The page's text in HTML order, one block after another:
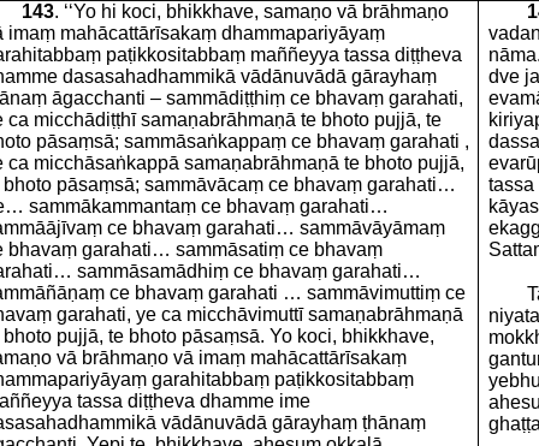
143. ‘‘Yo hi koci, bhikkhave, samaṇo vā brāhmaṇo
imaṃ mahācattārīsakaṃ dhammapariyāyaṃ
paṭikkositabbaṃ maññeyya tassa diṭṭheva
dasasahadhammikā vādānuvādā gārayhaṃ
āgacchanti – sammādiṭṭhiṃ ce bhavaṃ garahati,
ca micchādiṭṭhī samaṇabrāhmaṇā te bhoto pujjā, te
pāsaṃsā; sammāsaṅkappaṃ ce bhavaṃ garahati ,
ca micchāsaṅkappā samaṇabrāhmaṇā te bhoto pujjā,
bhoto pāsaṃsā; sammāvācaṃ ce bhavaṃ garahati…
sammākammantaṃ ce bhavaṃ garahati…
ce bhavaṃ garahati… sammāvāyāmaṃ
bhavaṃ garahati… sammāsatiṃ ce bhavaṃ
sammāsamādhiṃ ce bhavaṃ garahati…
ce bhavaṃ garahati … sammāvimuttiṃ ce
garahati, ye ca micchāvimuttī samaṇabrāhmaṇā
bhoto pujjā, te bhoto pāsaṃsā. Yo koci, bhikkhave,
vā brāhmaṇo vā imaṃ mahācattārīsakaṃ
garahitabbaṃ paṭikkositabbaṃ
tassa diṭṭheva dhamme ime
vādānuvādā gārayhaṃ ṭhānaṃ
dve
tassa